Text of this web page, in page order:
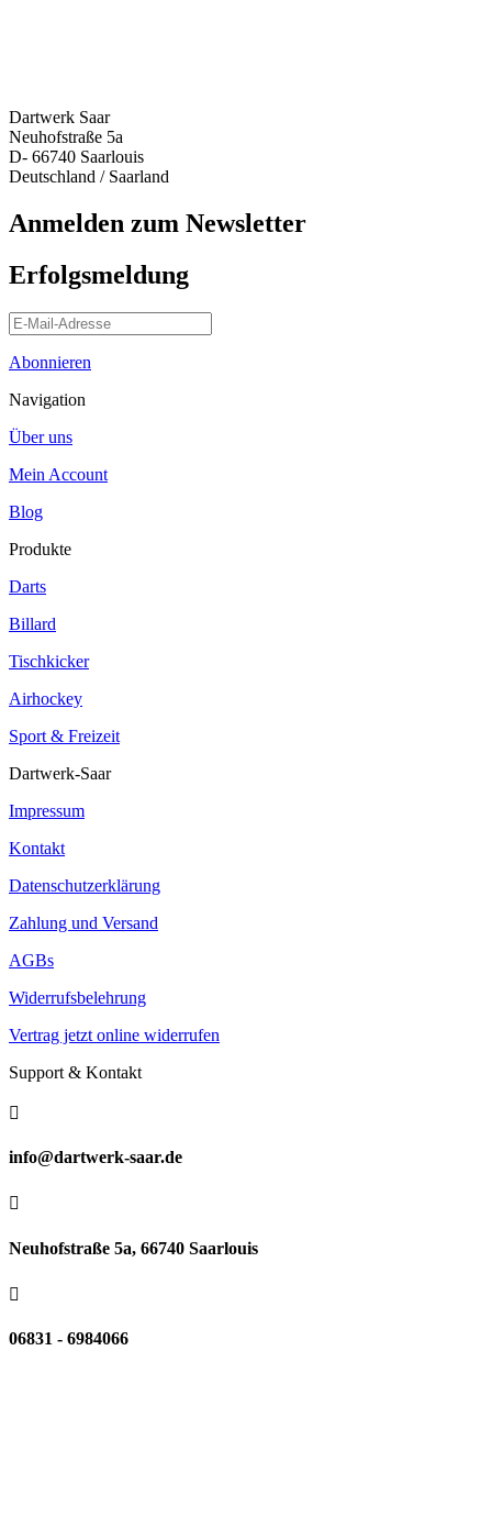
Dartwerk Saar
Neuhofstraße 5a
D- 66740 Saarlouis
Deutschland / Saarland
Anmelden zum Newsletter
Erfolgsmeldung
Abonnieren
Navigation
Über uns
Mein Account
Blog
Produkte
Darts
Billard
Tischkicker
Airhockey
Sport & Freizeit
Dartwerk-Saar
Impressum
Kontakt
Datenschutzerklärung
Zahlung und Versand
AGBs
Widerrufsbelehrung
Vertrag jetzt online widerrufen
Support & Kontakt

info@dartwerk-saar.de

Neuhofstraße 5a, 66740 Saarlouis

06831 - 6984066